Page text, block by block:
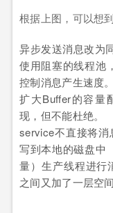
根据上图，可以想
异步发送消息改为
使用阻塞的线程池
控制消息产生速度。
扩大Buffer的容量
现，但不能杜绝。
service不直接将
写到本地的磁盘中
量）生产线程进行
之间又加了一层空